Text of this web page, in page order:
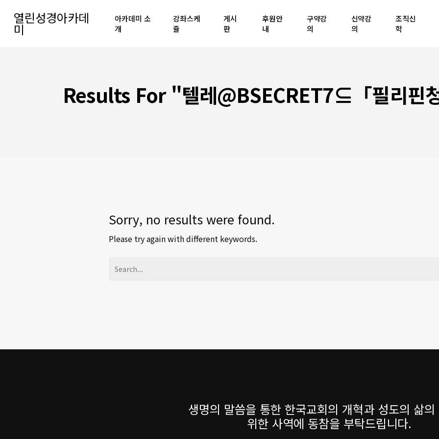
main
열린성경아카데
미
아카데미 소
개
강좌스케
쥴
게시
판
후원안
내
구약강
의
신약강
의
조직신
학
Results For "텔레@BSECRET7⊆「필리핀
Sorry, no results were found.
Please try again with different keywords.
생명의 말씀을 통한 한국교회의 개혁과 성도의 삶의
위한 사역에 동참을 부탁드립니다.